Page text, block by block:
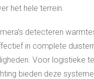
het hele terrein.
detecteren
in complete
Voor logistieke
bieden deze